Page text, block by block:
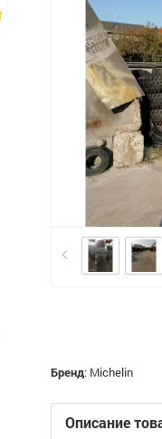
Бренд: Michelin
Описание